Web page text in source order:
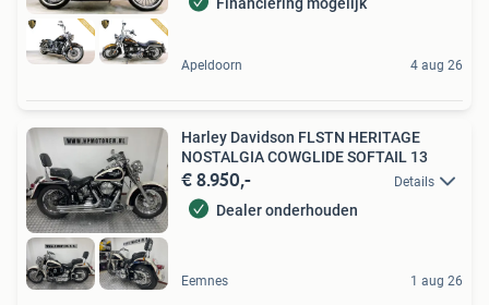
Apeldoorn 4 aug 26
Harley Davidson FLSTN HERITAGE
NOSTALGIA COWGLIDE SOFTAIL 13
€ 8.950,- Details
Dealer onderhouden
Eemnes 1 aug 26